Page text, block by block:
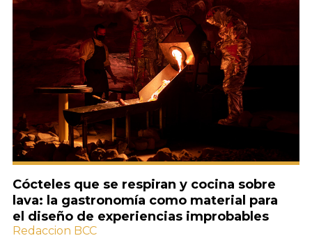
Cócteles que se respiran y cocina sobre
lava: la gastronomía como material para
el diseño de experiencias improbables
Redaccion BCC